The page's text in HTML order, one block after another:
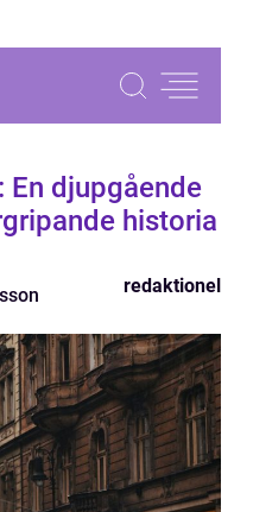
djupgående
historia
redaktionel